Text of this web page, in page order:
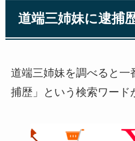
道端三姉妹に逮捕
道端三姉妹を調べると
捕歴」という検索ワード